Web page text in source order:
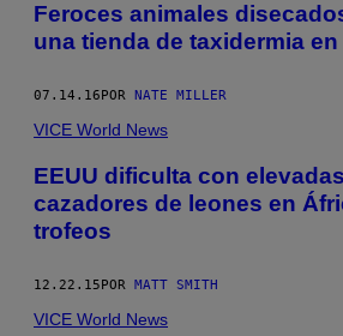
Feroces animales
una tienda de taxidermia
07.14.16POR NATE MILLER
VICE World News
EEUU dificulta con
cazadores de leones en
trofeos
12.22.15POR MATT SMITH
VICE World News